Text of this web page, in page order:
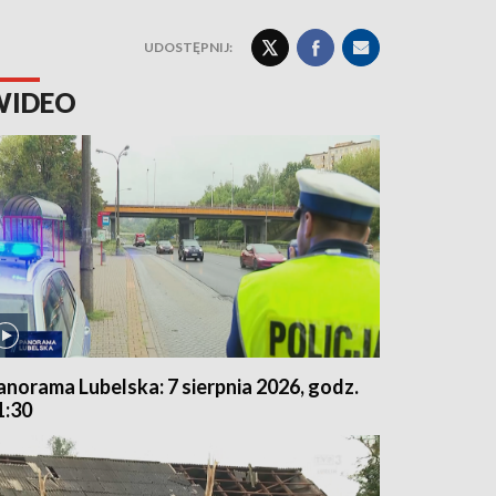
UDOSTĘPNIJ:
Lubelska: 7 sierpnia 2026, godz.